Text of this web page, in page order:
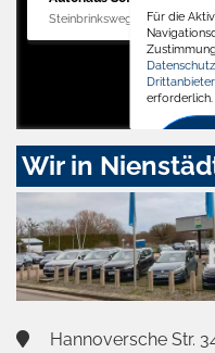
Steinbrinksweg 12, 31840
Für die
erforderlich.
Wir in
Hannoversche Str.